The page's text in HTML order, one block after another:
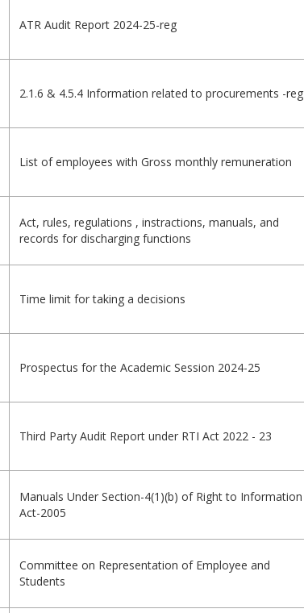
ATR Audit Report 2024-25-reg
2.1.6 & 4.5.4 Information related to procurements -reg
List of employees with Gross monthly remuneration
Act, rules, regulations , instractions, manuals, and
records for discharging functions
Time limit for taking a decisions
Prospectus for the Academic Session 2024-25
Third Party Audit Report under RTI Act 2022 - 23
Manuals Under Section-4(1)(b) of Right to Information
Act-2005
Committee on Representation of Employee and
Students